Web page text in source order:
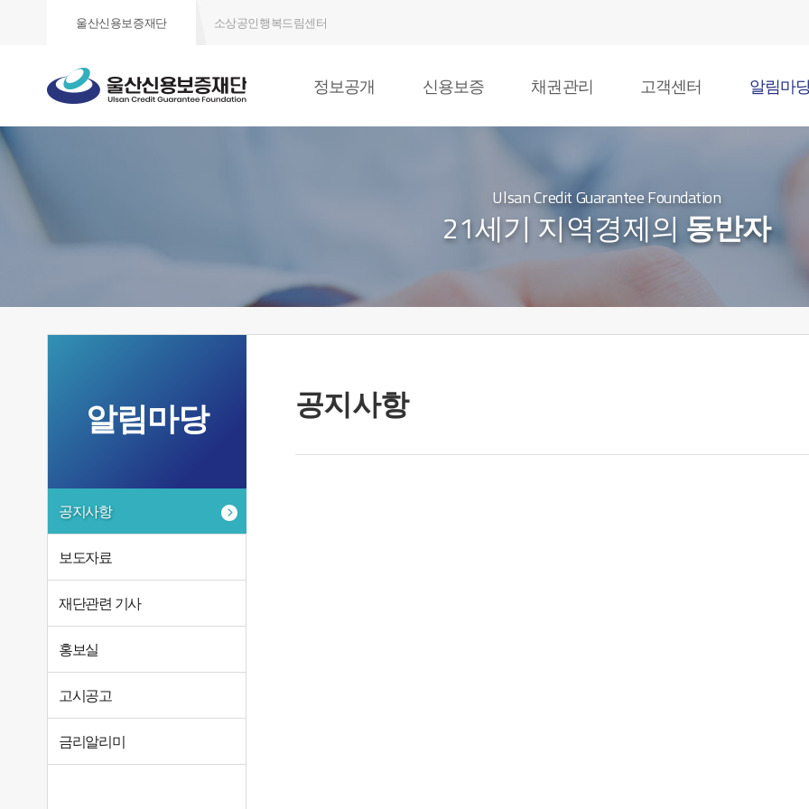
울산신용보증재단 소상공인행복드림센터
정보공개 신용보증 채권관리 고객센터 알림마
Ulsan Credit Guarantee Foundation
21세기 지역경제의 동반자
알림마당
공지사항
보도자료
재단관련 기사
홍보실
고시공고
금리알리미
공지사항